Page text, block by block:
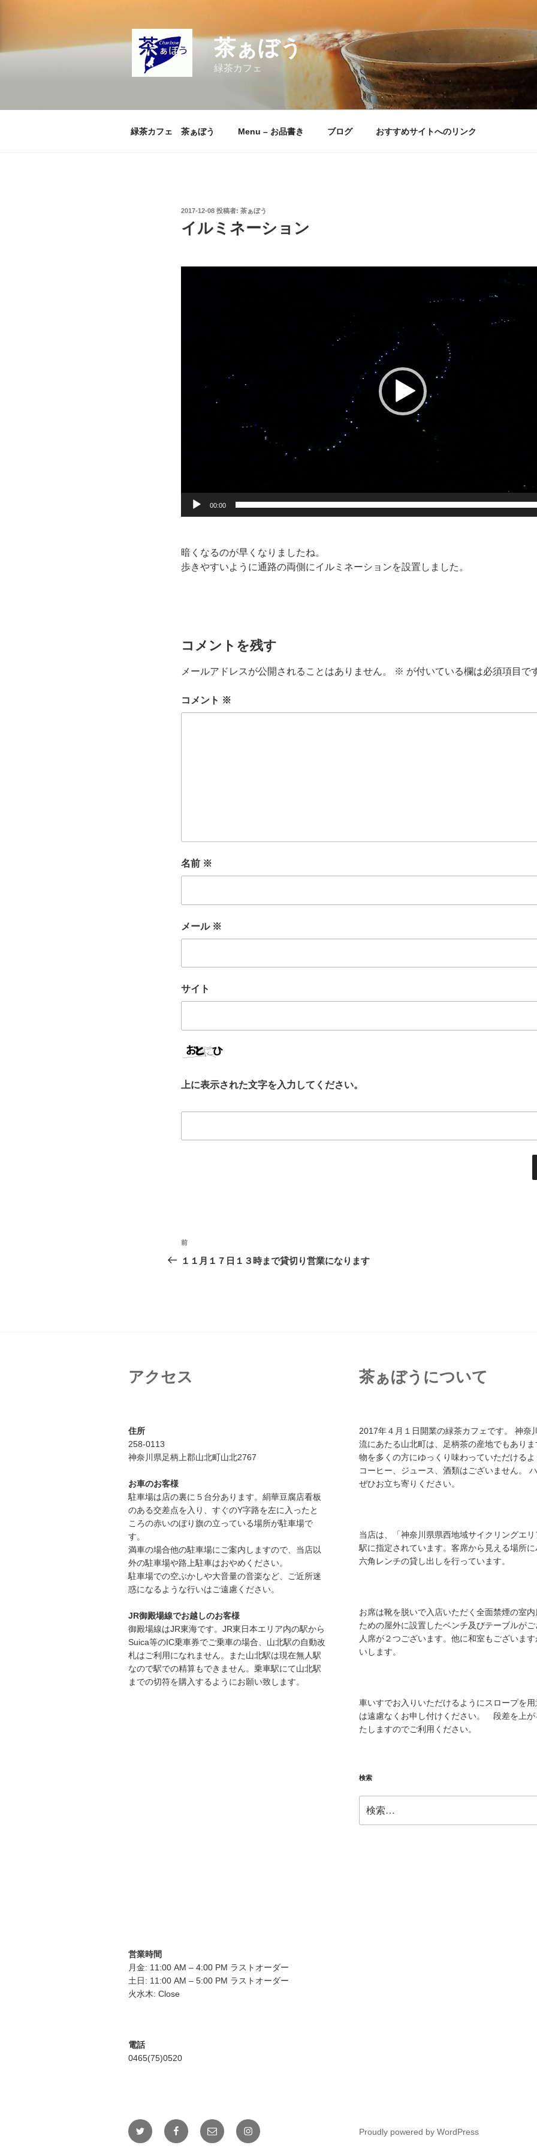
ン
茶ぁぼう
緑茶カフェ
緑茶カフェ 茶ぁぼう Menu – お品書き ブログ おすすめサイトへのリンク
投
日:
2017-12-08 投稿者: 茶ぁぼう
イルミネーション
00:00
暗くなるのが早くなりましたね。
歩きやすいように通路の両側にイルミネーションを設置しました。
コメントを残す
メールアドレスが公開されることはありません。 ※ が付いている欄は必須項目で
コメント ※
名前 ※
メール ※
サイト
上に表示された文字を入力してください。
投
稿
シ
前
の
前
１１月１７日１３時まで貸切り営業になります
アクセス
住所
258-0113
神奈川県足柄上郡山北町山北2767
お車のお客様
駐車場は店の裏に５台分あります。絹華豆腐店看板
のある交差点を入り、すぐのY字路を左に入ったと
ころの赤いのぼり旗の立っている場所が駐車場で
す。
満車の場合他の駐車場にご案内しますので、当店以
外の駐車場や路上駐車はおやめください。
駐車場での空ぶかしや大音量の音楽など、ご近所迷
惑になるような行いはご遠慮ください。
JR御殿場線でお越しのお客様
御殿場線はJR東海です。JR東日本エリア内の駅から
Suica等のIC乗車券でご乗車の場合、山北駅の自動改
札はご利用になれません。また山北駅は現在無人駅
なので駅での精算もできません。乗車駅にて山北駅
までの切符を購入するようにお願い致します。
営業時間
月金: 11:00 AM – 4:00 PM ラストオーダー
土日: 11:00 AM – 5:00 PM ラストオーダー
火水木: Close
電話
0465(75)0520
茶ぁぼうについて
2017年４月１日開業の緑茶カフェです。 神奈
流にあたる山北町は、足柄茶の産地でもあり
物を多くの方にゆっくり味わっていただける
コーヒー、ジュース、酒類はございません。
ぜひお立ち寄りください。
当店は、「神奈川県県西地域サイクリングエ
駅に指定されています。客席から見える場所
六角レンチの貸し出しを行っています。
お席は靴を脱いで入店いただく全面禁煙の室
ための屋外に設置したベンチ及びテーブルが
人席が２つございます。他に和室もございま
いします。
車いすでお入りいただけるようにスロープを
は遠慮なくお申し付けください。 段差を上
たしますのでご利用ください。
検索
索:
Twitter Facebook
メ
ー
Instagram
Proudly powered by WordPress